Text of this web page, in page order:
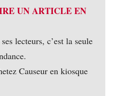
UN ARTICLE EN
lecteurs, c’est la seule
Causeur en kiosque